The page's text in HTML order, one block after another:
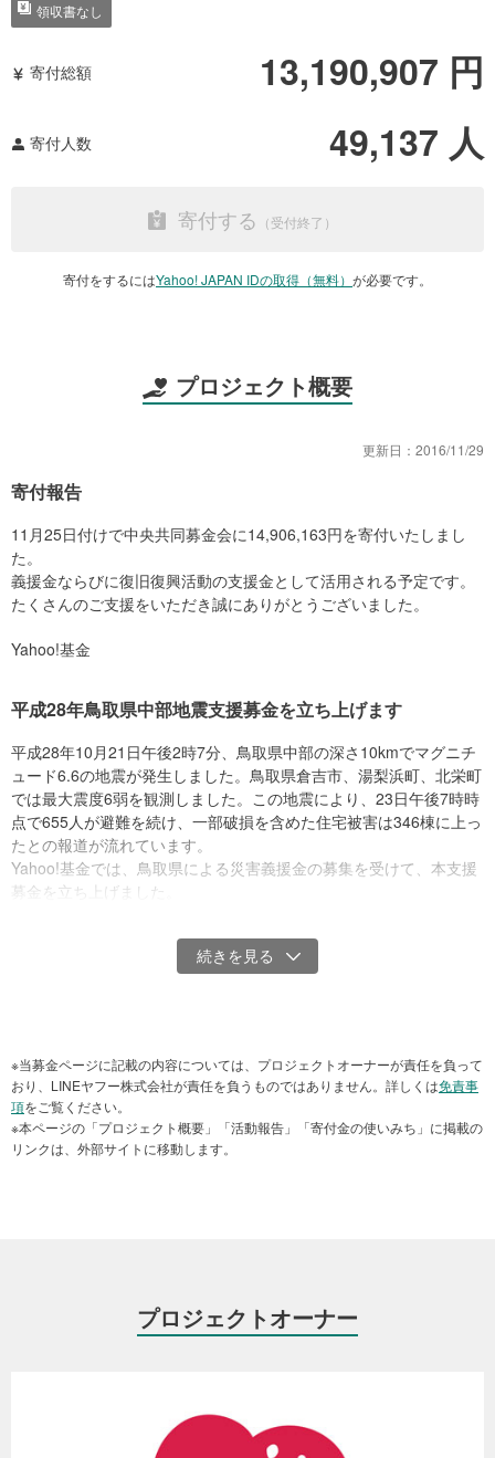
領収書なし
寄付総額 13,190,907 円
寄付人数 49,137 人
寄付する
寄付をするにはYahoo! JAPAN IDの取得（無料） が必要です。
プロジェクト概要
更新日： 2016/11/29
寄付報告
11月25日付けで中央共同募金会に14,906,163円を寄付いたしまし
た。
義援金ならびに復旧復興活動の支援金として活用される予定です。
たくさんのご支援をいただき誠にありがとうございました。
Yahoo!基金
平成28年鳥取県中部地震支援募金を立ち上げます
平成28年10月21日午後2時7分、鳥取県中部の深さ10kmでマグニチ
ュード6.6の地震が発生しました。鳥取県倉吉市、湯梨浜町、北栄町
では最大震度6弱を観測しました。この地震により、23日午後7時時
点で655人が避難を続け、一部破損を含めた住宅被害は346棟に上っ
たとの報道が流れています。
Yahoo!基金では、鳥取県による災害義援金の募集を受けて、本支援
募金を立ち上げました。
方々への義援金寄付もしくは支援活動資金として活用いたします。
また、本募金には、200万円を上限にYahoo! JAPANからのマッチン
お知らせ
寄付が2倍になるマッチング募金（皆さまの寄付額と同額をYahoo!
JAPANからも寄付）は、上限の200万円を達成しましたので終了さ
※当募金ページに記載の内容については、プロジェクトオーナーが責任を負って
おり、LINEヤフー株式会社が責任を負うものではありません。詳しくは免責事
項をご覧ください。
※本ページの「プロジェクト概要」「活動報告」「寄付金の使いみち」に掲載の
リンクは、外部サイトに移動します。
プロジェクトオーナー